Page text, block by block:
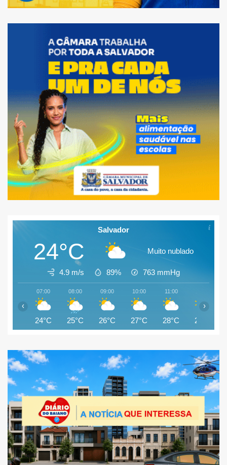
Salvador
24°C Muito nublado
4.9 m/s 89% 763 mmHg
07:00
24°C
08:00
25°C
09:00
26°C
10:00
27°C
11:00
28°C 27°C
‹ ›